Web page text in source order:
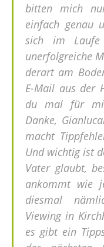
bitten mich
einfach genau
sich im
unerfolgreiche
derart am
E-Mail aus der
du mal für
Danke,
macht
Und wichtig ist
Vater glaubt,
ankommt wie
diesmal
Viewing in
es gibt ein